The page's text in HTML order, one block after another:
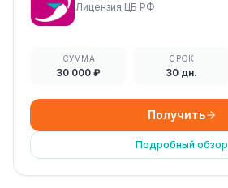
Лицензия ЦБ РФ
СУММА
30 000 ₽
СРОК
30 дн.
Получить
Подробный обзор